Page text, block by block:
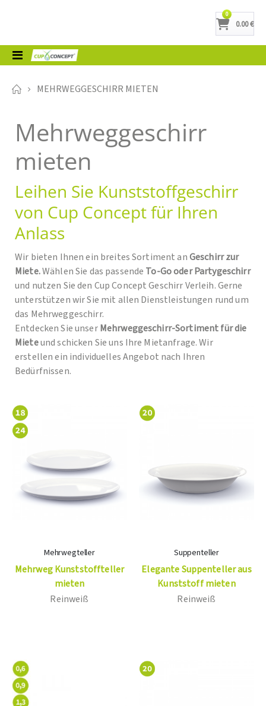
Cart
0.00 €
0Artikel
Toggle
Nav
MEHRWEGGESCHIRR MIETEN
Mehrweggeschirr
mieten
Leihen Sie Kunststoffgeschirr
von Cup Concept für Ihren
Anlass
Wir bieten Ihnen ein breites Sortiment anGeschirr zur
Miete.Wählen Sie das passende To-Go oder Partygeschirr
und nutzen Sie den Cup Concept Geschirr Verleih. Gerne
unterstützen wir Sie mit allen Dienstleistungen rund um
das Mehrweggeschirr.
Entdecken Sie unserMehrweggeschirr-Sortiment für die
Mieteund schicken Sie uns Ihre Mietanfrage. Wir
erstellen ein individuelles Angebot nach Ihren
Bedürfnissen.
Mehrwegteller
Mehrweg Kunststoffteller
mieten
Reinweiß
Suppenteller
Elegante Suppenteller aus
Kunststoff mieten
Reinweiß